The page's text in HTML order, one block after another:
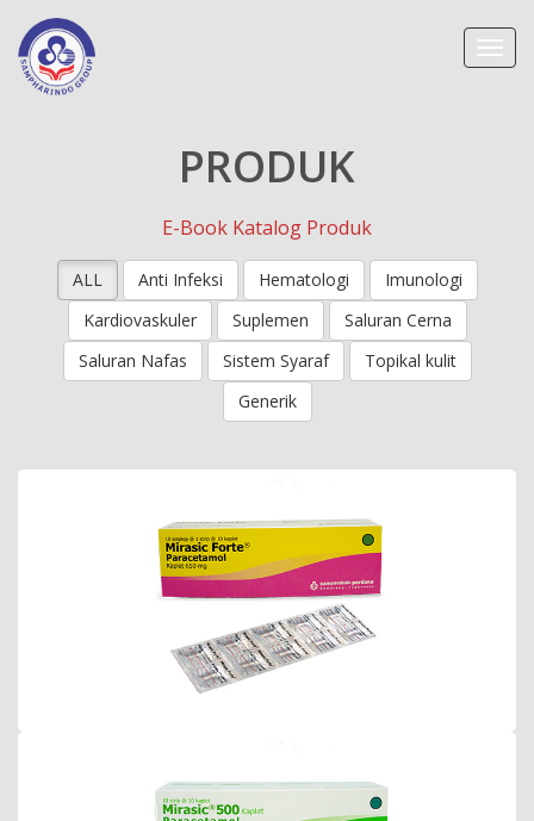
PRODUK
E-Book Katalog Produk
ALL Anti Infeksi Hematologi
Imunologi
Kardiovaskuler
Suplemen
Saluran Cerna
Saluran Nafas
Sistem Syaraf
Topikal kulit
Generik
Mirasic Forte Kaplet
MirasicKaplet